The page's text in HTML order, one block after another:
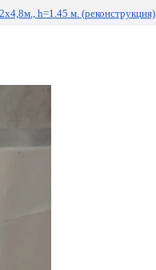
h=1.45 м. (реконструкция)